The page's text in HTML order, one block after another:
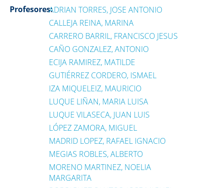
Profesores:ADRIAN TORRES, JOSE ANTONIO
CALLEJA REINA, MARINA
CARRERO BARRIL, FRANCISCO JESUS
CAÑO GONZALEZ, ANTONIO
ECIJA RAMIREZ, MATILDE
GUTIÉRREZ CORDERO, ISMAEL
IZA MIQUELEIZ, MAURICIO
LUQUE LIÑAN, MARIA LUISA
LUQUE VILASECA, JUAN LUIS
LÓPEZ ZAMORA, MIGUEL
MADRID LOPEZ, RAFAEL IGNACIO
MEGIAS ROBLES, ALBERTO
MORENO MARTINEZ, NOELIA
MARGARITA